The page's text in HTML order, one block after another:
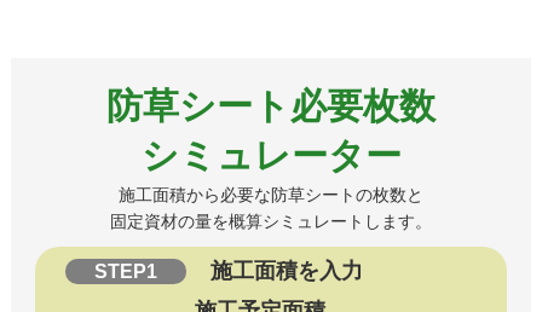
防草シート必要枚数
シミュレーター
施工面積から必要な防草シートの枚数と
固定資材の量を概算シミュレートします。
STEP1
施工面積を入力